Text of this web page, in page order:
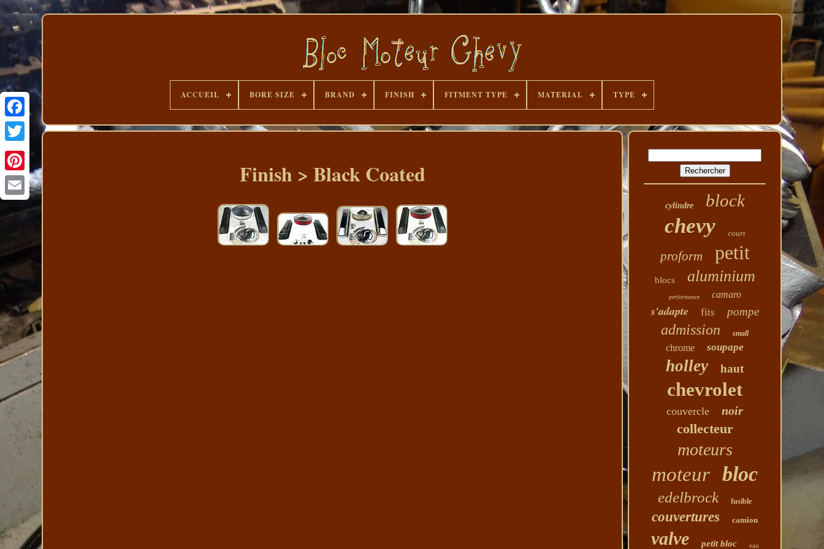
ACCUEIL BORE SIZE BRAND FINISH FITMENT TYPE MATERIAL TYPE
Finish > Black Coated
cylindre block
chevy court
proform petit
blocs aluminium
performance camaro
s'adapte fits pompe
admission small
chrome soupape
holley haut
chevrolet
couvercle noir
collecteur
moteurs
moteur bloc
edelbrock fusible
couvertures camion
valve petit bloc eau